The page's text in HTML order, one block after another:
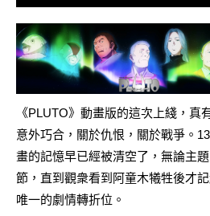
《PLUTO》動畫版的這次上綫，真
意外巧合，關於仇恨，關於戰爭。
畫的記憶早已經被清空了，無論主
節，直到觀衆看到阿童木犧牲後才
唯一的劇情轉折位。